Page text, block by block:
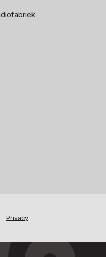
Privacy